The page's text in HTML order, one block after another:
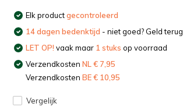
Elk productgecontroleerd
14 dagen bedenktijd - niet goed? Geld terug
LET OP! vaak maar 1 stuks op voorraad
VerzendkostenNL € 7,95
VerzendkostenBE € 10,95
Vergelijk